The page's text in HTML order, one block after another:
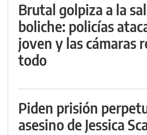
Brutal golpiza a la
boliche: policías
joven y las cámaras
todo
Piden prisión
asesino de Jessica